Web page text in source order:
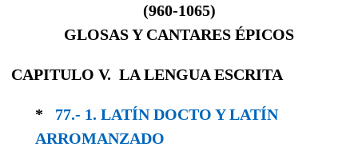
(960-1065)
GLOSAS Y CANTARES ÉPICOS
CAPITULO V. LA LENGUA ESCRITA
* 77.- 1. LATÍN DOCTO Y LATÍN
ARROMANZADO